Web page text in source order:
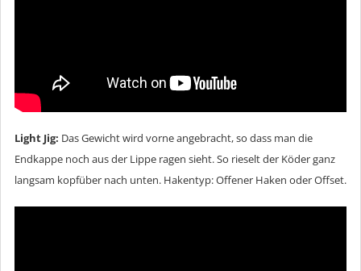
Light Jig: Das Gewicht wird vorne angebracht, so dass man die
Endkappe noch aus der Lippe ragen sieht. So rieselt der Köder ganz
langsam kopfüber nach unten. Hakentyp: Offener Haken oder Offset.